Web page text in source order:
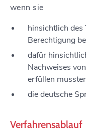
wenn sie
hinsichtlich des
Berechtigung
dafür
Nachweises
erfüllen
die deutsche
Verfahrensablauf